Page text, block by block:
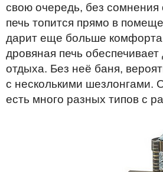
свою очередь, без сомнения
печь топится прямо в
дарит еще больше комфорта
дровяная печь обеспечивает
отдыха. Без неё баня,
с несколькими шезлонгами.
есть много разных типов с